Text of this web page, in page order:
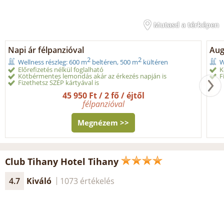
Mutasd a térképen
Napi ár félpanzióval
Wellness részleg: 600 m2 beltéren, 500 m2 kültéren
Előrefizetés nélkül foglalható
Kötbérmentes lemondás akár az érkezés napján is
Fizethetsz SZÉP kártyával is
45 950 Ft / 2 fő / éjtől
félpanzióval
Megnézem >>
Club Tihany Hotel Tihany
4.7 Kiváló 1073 értékelés